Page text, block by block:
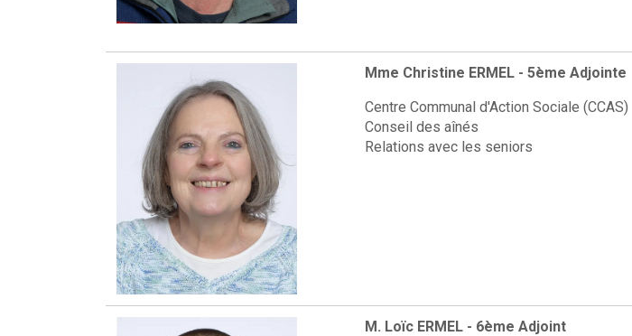
Mme Christine ERMEL - 5ème Adjointe
Centre Communal d'Action Sociale (CCAS)
Conseil des aînés
Relations avec les seniors
M. Loïc ERMEL - 6ème Adjoint